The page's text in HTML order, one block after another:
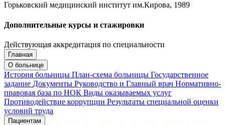
Горьковский медицинский институт им.Кирова, 1989
Дополнительные курсы и стажировки
Действующая аккредитация по специальности
Запись на приём
Подтвердить запись Отмена
Запись подтверждена
Мои записи
Главная
О больнице
История больницы План-схема больницы Государственное
задание Документы Руководство и Главный врач Нормативно-
правовая база по НОК Виды оказываемых услуг
Противодействие коррупции Результаты специальной оценки
условий труда
Пациентам